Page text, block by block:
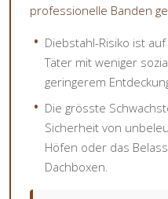
professionelle Banden
Diebstahl-Risiko ist
Täter mit weniger
geringerem
Die grösste
Sicherheit von
Höfen oder das
Dachboxen.